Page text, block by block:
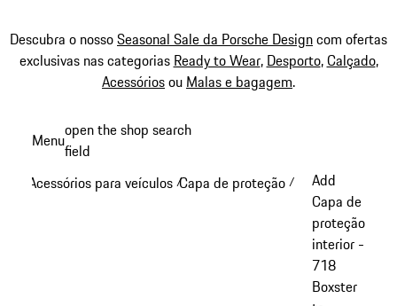
Descubra o nossoSeasonal Sale da Porsche Designcom ofertas
exclusivas nas categorias Ready to Wear, Desporto,Calçado,
Acessóriosou Malas e bagagem.
conteúdo
Menuopen the shop search
field
Acessórios para veículos /Capa de proteção /
Add
Capa de
proteção
interior -
718
Boxster